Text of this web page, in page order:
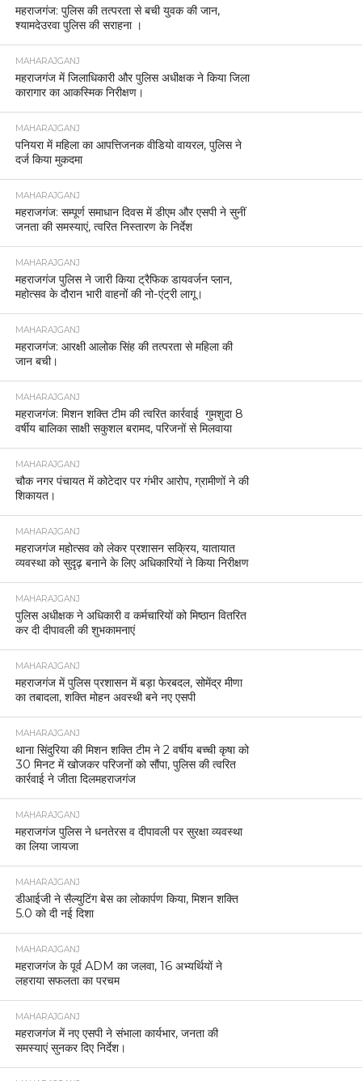
महराजगंज: पुलिस की तत्परता से बची युवक की जान,
श्यामदेउरवा पुलिस की सराहना ।
MAHARAJGANJ
महराजगंज में जिलाधिकारी और पुलिस अधीक्षक ने किया जिला
कारागार का आकस्मिक निरीक्षण।
MAHARAJGANJ
पनियरा में महिला का आपत्तिजनक वीडियो वायरल, पुलिस ने
दर्ज किया मुकदमा
MAHARAJGANJ
महराजगंज: सम्पूर्ण समाधान दिवस में डीएम और एसपी ने सुनीं
जनता की समस्याएं, त्वरित निस्तारण के निर्देश
MAHARAJGANJ
महराजगंज पुलिस ने जारी किया ट्रैफिक डायवर्जन प्लान,
महोत्सव के दौरान भारी वाहनों की नो-एंट्री लागू।
MAHARAJGANJ
महराजगंज: आरक्षी आलोक सिंह की तत्परता से महिला की
जान बची।
MAHARAJGANJ
महराजगंज: मिशन शक्ति टीम की त्वरित कार्रवाई गुमशुदा 8
वर्षीय बालिका साक्षी सकुशल बरामद, परिजनों से मिलवाया
MAHARAJGANJ
चौक नगर पंचायत में कोटेदार पर गंभीर आरोप, ग्रामीणों ने की
शिकायत।
MAHARAJGANJ
महराजगंज महोत्सव को लेकर प्रशासन सक्रिय, यातायात
व्यवस्था को सुदृढ़ बनाने के लिए अधिकारियों ने किया निरीक्षण
MAHARAJGANJ
पुलिस अधीक्षक ने अधिकारी व कर्मचारियों को मिष्ठान वितरित
कर दी दीपावली की शुभकामनाएं
MAHARAJGANJ
महराजगंज में पुलिस प्रशासन में बड़ा फेरबदल, सोमेंद्र मीणा
का तबादला, शक्ति मोहन अवस्थी बने नए एसपी
MAHARAJGANJ
थाना सिंदुरिया की मिशन शक्ति टीम ने 2 वर्षीय बच्ची कृषा को
30 मिनट में खोजकर परिजनों को सौंपा, पुलिस की त्वरित
कार्रवाई ने जीता दिलमहराजगंज
MAHARAJGANJ
महराजगंज पुलिस ने धनतेरस व दीपावली पर सुरक्षा व्यवस्था
का लिया जायजा
MAHARAJGANJ
डीआईजी ने सैल्युटिंग बेस का लोकार्पण किया, मिशन शक्ति
5.0 को दी नई दिशा
MAHARAJGANJ
महराजगंज के पूर्व ADM का जलवा, 16 अभ्यर्थियों ने
लहराया सफलता का परचम
MAHARAJGANJ
महराजगंज में नए एसपी ने संभाला कार्यभार, जनता की
समस्याएं सुनकर दिए निर्देश।